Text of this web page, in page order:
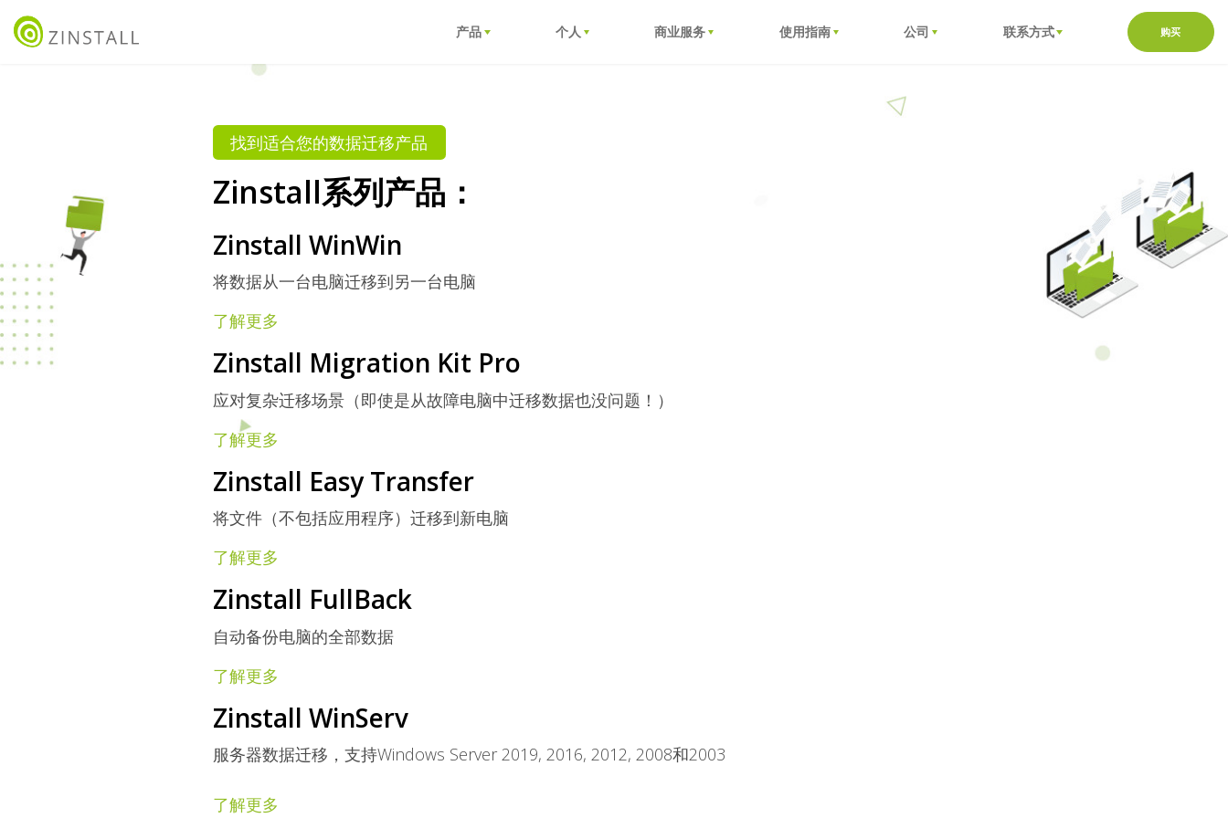
产品 个人 商业服务 使用指南 公司 联系方式 购买
找到适合您的数据迁移产品
Zinstall系列产品：
Zinstall WinWin
将数据从一台电脑迁移到另一台电脑
了解更多
Zinstall Migration Kit Pro
应对复杂迁移场景（即使是从故障电脑中迁移数据也没问题！）
了解更多
Zinstall Easy Transfer
将文件（不包括应用程序）迁移到新电脑
了解更多
Zinstall FullBack
自动备份电脑的全部数据
了解更多
Zinstall WinServ
服务器数据迁移，支持Windows Server 2019, 2016, 2012, 2008和2003
了解更多